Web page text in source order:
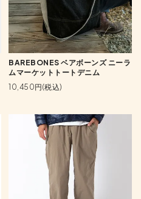
BAREBONES ベアボーンズ ニーラ
ムマーケットトートデニム
10,450円(税込)